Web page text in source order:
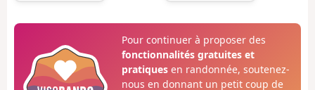
Pour continuer à proposer des
fonctionnalités gratuites et
pratiquesen randonnée, soutenez-
nous en donnant un petit coup de